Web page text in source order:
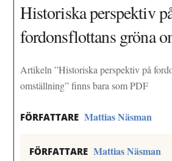
Historiska perspektiv
fordonsflottans gröna
Artikeln ”Historiska perspektiv på
omställning” finns bara som PDF
FÖRFATTARE Mattias Näsman
FÖRFATTARE Mattias Näsman